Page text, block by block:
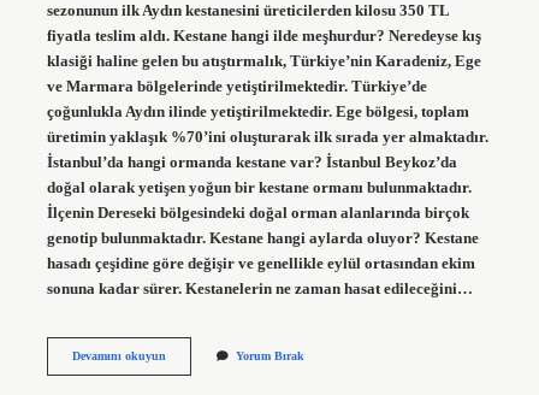
sezonunun ilk Aydın kestanesini üreticilerden kilosu 350 TL
fiyatla teslim aldı. Kestane hangi ilde meşhurdur? Neredeyse kış
klasiği haline gelen bu atıştırmalık, Türkiye’nin Karadeniz, Ege
ve Marmara bölgelerinde yetiştirilmektedir. Türkiye’de
çoğunlukla Aydın ilinde yetiştirilmektedir. Ege bölgesi, toplam
üretimin yaklaşık %70’ini oluşturarak ilk sırada yer almaktadır.
İstanbul’da hangi ormanda kestane var? İstanbul Beykoz’da
doğal olarak yetişen yoğun bir kestane ormanı bulunmaktadır.
İlçenin Dereseki bölgesindeki doğal orman alanlarında birçok
genotip bulunmaktadır. Kestane hangi aylarda oluyor? Kestane
hasadı çeşidine göre değişir ve genellikle eylül ortasından ekim
sonuna kadar sürer. Kestanelerin ne zaman hasat edileceğini…
Devamını okuyunKestane
Yorum Bırak